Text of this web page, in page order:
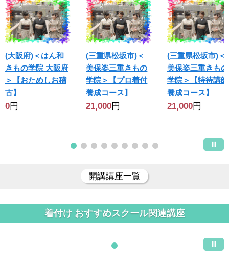
(大阪府)＜はん和
きもの学院 大阪府
＞【おためしお稽
古】
0円
(三重県松坂市)＜
美保姿三重きもの
学院＞【プロ着付
養成コース】
21,000円
(三重県松坂市)＜
美保姿三重きもの
学院＞【特待講師
養成コース】
21,000円
開講講座一覧
着付け おすすめスクール関連講座